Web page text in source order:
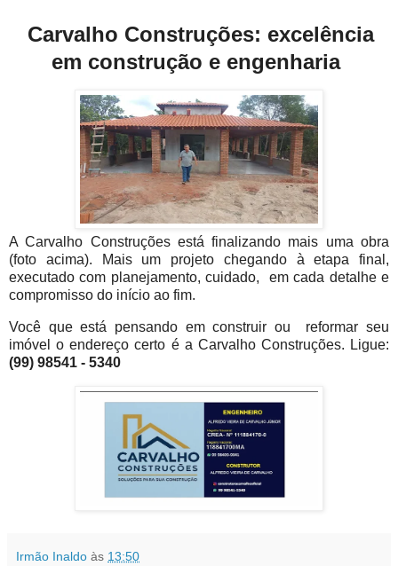
Carvalho Construções: excelência
em construção e engenharia
A Carvalho Construções está finalizando mais uma obra
(foto acima). Mais um projeto chegando à etapa final,
executado com planejamento, cuidado, em cada detalhe e
compromisso do início ao fim.
Você que está pensando em construir ou reformar seu
imóvel o endereço certo é a Carvalho Construções. Ligue:
(99) 98541 - 5340
Irmão Inaldo às 13:50